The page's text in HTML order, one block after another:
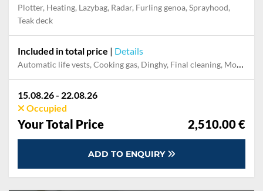
Plotter, Heating, Lazybag, Radar, Furling genoa, Sprayhood,
Teak deck
Included in total price | Details
Automatic life vests, Cooking gas, Dinghy, Final cleaning, Mooring in home marina during the whole charter, Pillow, blanket, sheets, duvet cover, WiFi internet on board
15.08.26 - 22.08.26
Occupied
Your Total Price 2,510.00 €
ADD TO ENQUIRY